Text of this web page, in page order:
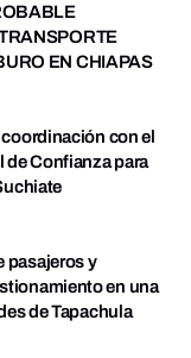
EN CHIAPAS
con el
de Confianza para
pasajeros y
en una
de Tapachula